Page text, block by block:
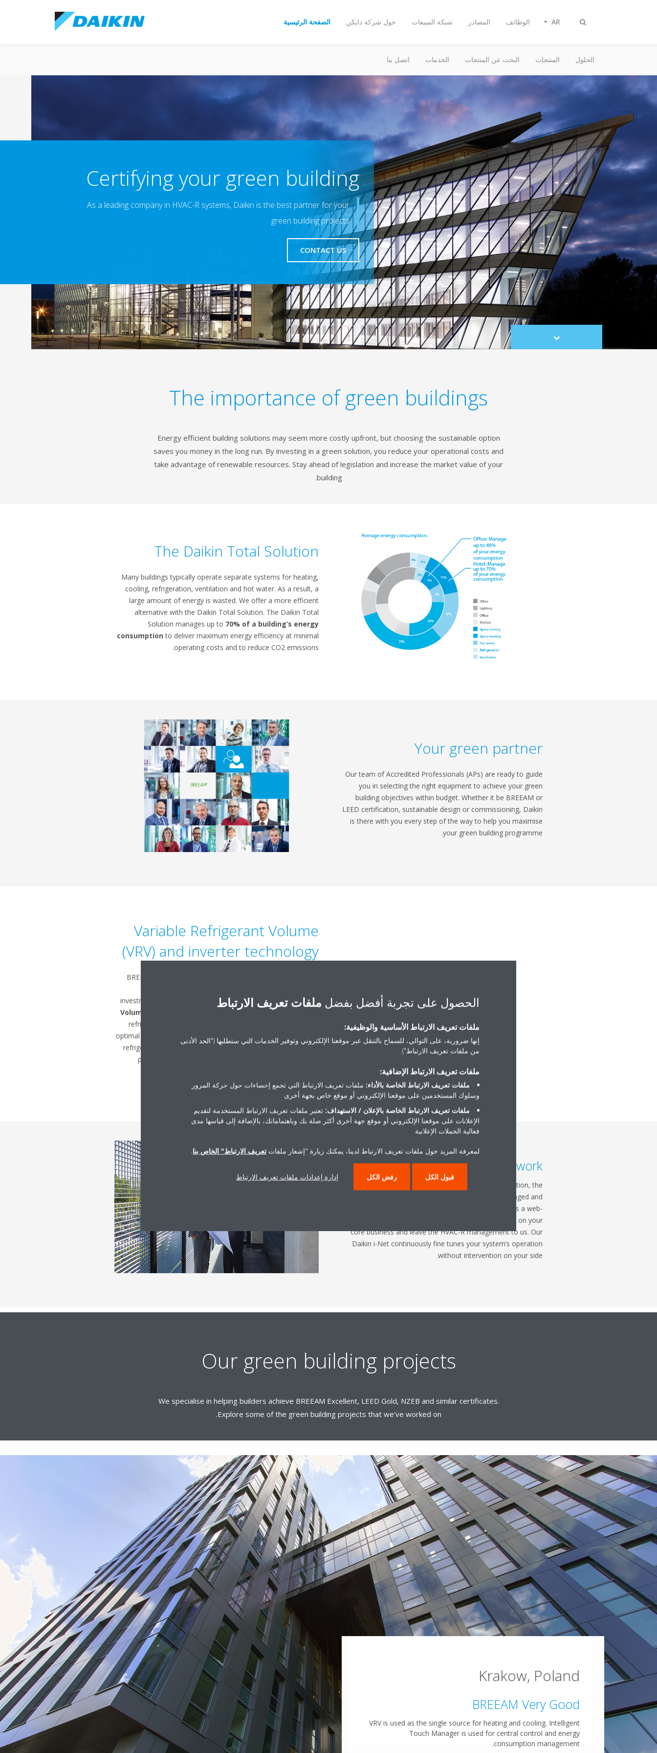
تبديل
الصفحة الرئيسية حول شركة دايكن شبكة المبيعات المصادر الوظائف AR
الحلول المنتجات البحث عن المنتجات الخدمات اتصل بنا
Certifying your green building
As a leading company in HVAC-R systems, Daikin is the best partner for your
green building projects.
CONTACT US
Scroll
to
The importance of green buildings
Energy efficient building solutions may seem more costly upfront, but choosing the sustainable option
saves you money in the long run. By investing in a green solution, you reduce your operational costs and
take advantage of renewable resources. Stay ahead of legislation and increase the market value of your
building.
The Daikin Total Solution
Many buildings typically operate separate systems for heating,
cooling, refrigeration, ventilation and hot water. As a result, a
large amount of energy is wasted. We offer a more efficient
alternative with the Daikin Total Solution. The Daikin Total
Solution manages up to 70% of a building’s energy
consumption to deliver maximum energy efficiency at minimal
operating costs and to reduce CO2 emissions.
Your green partner
Our team of Accredited Professionals (APs) are ready to guide
you in selecting the right equipment to achieve your green
building objectives within budget. Whether it be BREEAM or
LEED certification, sustainable design or commissioning, Daikin
is there with you every step of the way to help you maximise
your green building programme.
Variable Refrigerant Volume
(VRV) and inverter technology
BREEAM, LEED and Daikin all view energy efficiency as a top
investment you can choose is
Daikin's Variable Refrigerant
Volume
for VRV systems, because it allows you to adjust your
refrigerant temperature to reflect actual conditions; creating
optimal seasonal efficiency at all times. Daikin’s VRV, Chiller, and
refrigeration heat recovery units all use inverter technology to
provide the highest BREEAM and LEED scores for energy
The Intelligent Network
To drastically reduce your building's energy consumption, the
operation of an air conditioner needs to be managed and
monitored 24/7. Daikin’s Intelligent Network (i-Net) is a web-
based data and analytics tool which allows you to focus on your
core business and leave the HVAC-R management to us. Our
Daikin i-Net continuously fine tunes your system’s operation
without intervention on your side.
Our green building projects
We specialise in helping builders achieve BREEAM Excellent, LEED Gold, NZEB and similar certificates.
Explore some of the green building projects that we've worked on.
Weybridge, UK
BREEAM Excellent
Daikin VRV heat recovery system as a big contributor to high
energy performance of a stylish head quarter.
Krakow, Poland
BREEAM Very Good
VRV is used as the single source for heating and cooling. Intelligent
Touch Manager is used for central control and energy
consumption management.
Bucharest, Romania
BREEAM design phase: Excellent
A great and well-known example of a Daikin total solution, leading
to a highly efficienct HVAC installation
الحصول على تجربة أفضل بفضل ملفات تعريف الارتباط
ملفات تعريف الارتباط الأساسية والوظيفية:
إنها ضرورية، على التوالي، للسماح بالتنقل عبر موقعنا الإلكتروني وتوفير الخدمات التي ستطلبها ("الحد الأدنى
من ملفات تعريف الارتباط").
ملفات تعريف الارتباط الإضافية:
ملفات تعريف الارتباط الخاصة بالأداء: ملفات تعريف الارتباط التي تجمع إحصاءات حول حركة المرور
وسلوك المستخدمين على موقعنا الإلكتروني أو موقع خاص بجهة أخرى
ملفات تعريف الارتباط الخاصة بالإعلان / الاستهداف: تعتبر ملفات تعريف الارتباط المستخدمة لتقديم
الإعلانات على موقعنا الإلكتروني أو موقع جهة أخرى أكثر صلة بك وباهتماماتك، بالإضافة إلى قياسها مدى
فعالية الحملات الإعلانية
لمعرفة المزيد حول ملفات تعريف الارتباط لدينا، يمكنك زيارة "إشعار ملفات تعريف الارتباط" الخاص بنا.
قبول الكل رفض الكل إدارة إعدادات ملفات تعريف الارتباط